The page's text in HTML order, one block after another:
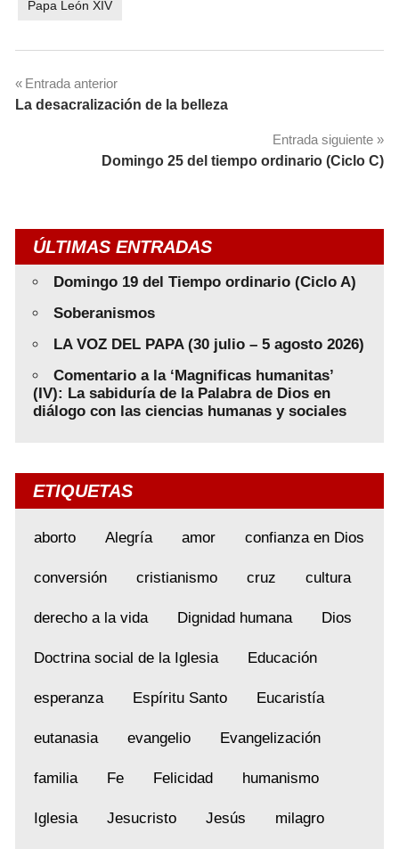
Papa León XIV
Navegación
entradas
Entrada anterior
La desacralización de la belleza
Entrada siguiente
Domingo 25 del tiempo ordinario (Ciclo C)
ÚLTIMAS ENTRADAS
Domingo 19 del Tiempo ordinario (Ciclo A)
Soberanismos
LA VOZ DEL PAPA (30 julio – 5 agosto 2026)
Comentario a la ‘Magnificas humanitas’
(IV): La sabiduría de la Palabra de Dios en
diálogo con las ciencias humanas y sociales
ETIQUETAS
aborto Alegría amor confianza en Dios
conversión cristianismo cruz cultura
derecho a la vida Dignidad humana Dios
Doctrina social de la Iglesia Educación
esperanza Espíritu Santo Eucaristía
eutanasia evangelio Evangelización
familia Fe Felicidad humanismo
Iglesia Jesucristo Jesús milagro